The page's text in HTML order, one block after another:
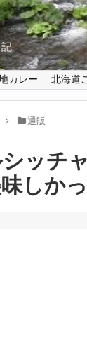
カレー 北海道
通販
ッチ
しか